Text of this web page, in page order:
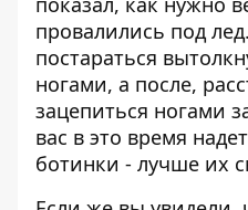
провалились под
постараться
ногами, а после,
зацепиться ногами
вас в это время
ботинки - лучше их